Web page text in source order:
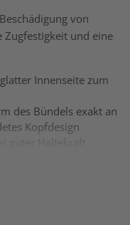
von
Zugfestigkeit und eine
Innenseite zum
des Bündels exakt an
Kopfdesign
guter Haltekraft